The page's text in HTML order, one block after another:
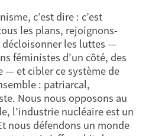
c’est dire : c’est
les plans, rejoignons-
les luttes —
féministes d’un côté, des
— et cibler ce système de
: patriarcal,
Nous nous opposons au
l’industrie nucléaire est un
nous défendons un monde